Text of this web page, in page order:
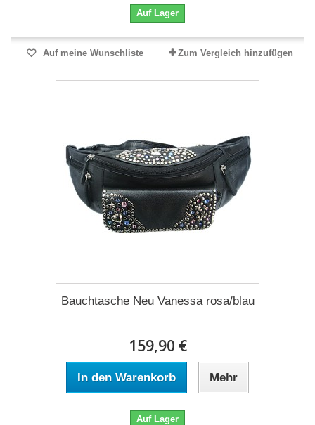
Auf Lager
Auf meine Wunschliste Zum Vergleich hinzufügen
Bauchtasche Neu Vanessa rosa/blau
159,90 €
In den Warenkorb Mehr
Auf Lager